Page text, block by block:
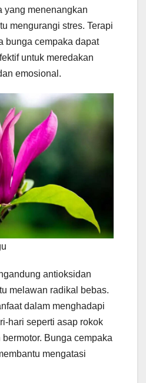
yang menenangkan
mengurangi stres. Terapi
bunga cempaka dapat
untuk meredakan
emosional.
antioksidan
melawan radikal bebas.
dalam menghadapi
hari seperti asap rokok
Bunga cempaka
mengatasi